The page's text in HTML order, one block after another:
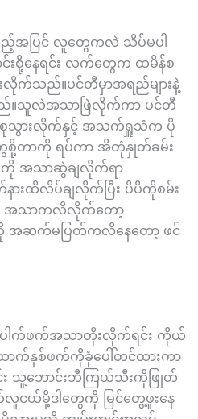
အပြင် လူတွေကလဲ သိပ်မပါ
စို့နေရင်း လက်တွေက ထမိန်စ
က်သည်။ပင်တီမှာအရည်များနဲ့
ည်။သူလဲအသာဖြဲလိုက်ကာ ပင်တီ
စုသွားလိုက်နှင့် အသက်ရှူသံက ပို
စို့တာကို ရပ်ကာ အိတုံနှုတ်ခမ်း
ကို အသာဆွဲချလိုက်ရာ
းထိလိပ်ချလိုက်ပြီး ပိပိကိုစမ်း
အသာကလိလိုက်တော့
အဆက်မပြတ်ကလိနေတော့ ဖင်
ေါက်ဖက်အသာတိုးလိုက်ရင်း ကိုယ်
က်နှစ်ဖက်ကိုခုံပေါ်တင်ထားကာ
သူ့ဘောင်းဘီကြယ်သီးကိုဖြုတ်
မို့ဒါတွေကို မြင်တွေ့ဖူးနေ